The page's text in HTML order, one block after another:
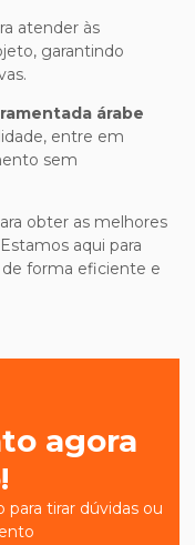
atender às
garantindo
árabe
entre em
sem
obter as melhores
aqui para
de forma eficiente e
agora
tirar dúvidas ou